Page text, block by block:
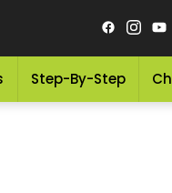
Step-By-Step